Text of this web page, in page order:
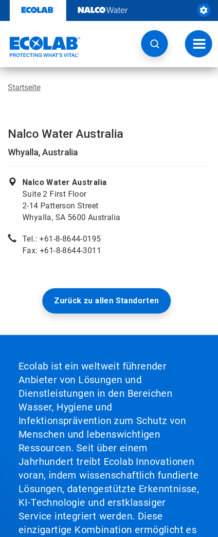
Inhalt
Startseite
Nalco Water Australia
Whyalla, Australia
Nalco Water Australia
Suite 2 First Floor
2-14 Patterson Street
Whyalla, SA 5600 Australia
Tel.: +61-8-8644-0195
Fax: +61-8-8644-3011
Zurück zu allen Standorten
Ecolab ist ein weltweit führender
Anbieter von Lösungen und
Dienstleistungen in den Bereichen
Wasser, Hygiene und
Infektionsprävention zum Schutz von
Menschen und lebenswichtigen
Ressourcen. Seit über einem
Jahrhundert treibt Ecolab Innovationen
voran, indem wissenschaftlich fundierte
Lösungen, datengestützte Erkenntnisse,
KI-Technologie und erstklassiger
Service integriert werden. Diese
einzigartige Kombination ermöglicht es